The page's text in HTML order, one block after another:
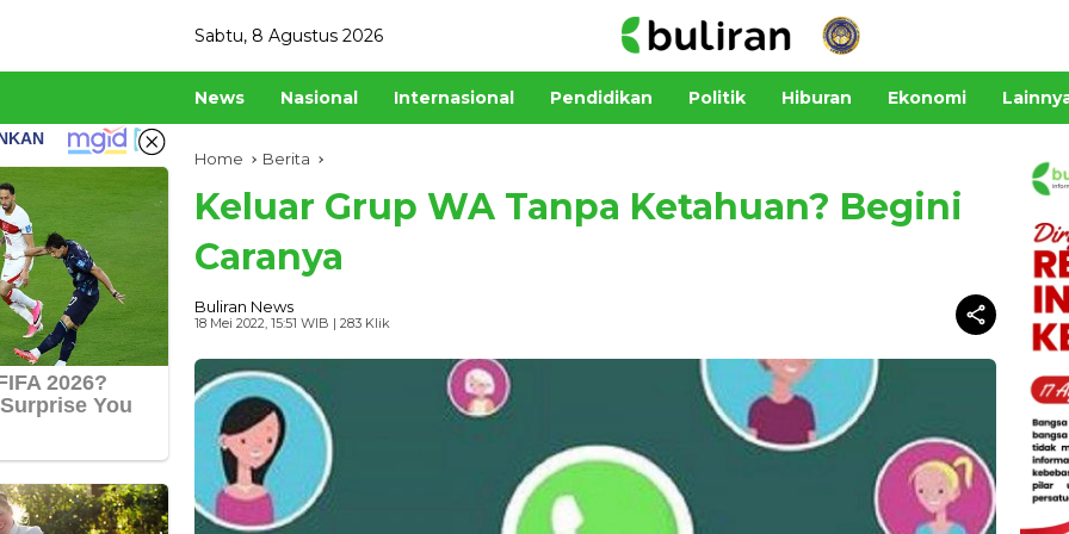
Sabtu, 8 Agustus 2026
News Nasional Internasional Pendidikan Politik Hiburan Ekonomi
Home Berita
Keluar Grup WA Tanpa Ketahuan? Begini
Caranya
Buliran News
18 Mei 2022, 15:51 WIB | 283 Klik